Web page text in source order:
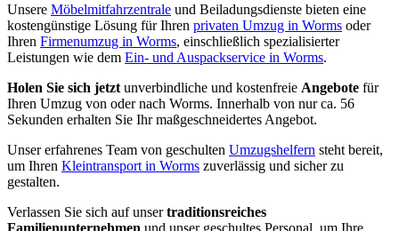
Unsere Möbelmitfahrzentrale und Beiladungsdienste bieten eine
kostengünstige Lösung für Ihren privaten Umzug in Worms oder
Ihren Firmenumzug in Worms, einschließlich spezialisierter
Leistungen wie dem Ein- und Auspackservice in Worms.
Holen Sie sich jetzt unverbindliche und kostenfreie Angebote für
Ihren Umzug von oder nach Worms. Innerhalb von nur ca. 56
Sekunden erhalten Sie Ihr maßgeschneidertes Angebot.
Unser erfahrenes Team von geschulten Umzugshelfern steht bereit,
um Ihren Kleintransport in Worms zuverlässig und sicher zu
gestalten.
Verlassen Sie sich auf unsertraditionsreiches
Familienunternehmen und unser geschultes Personal, um Ihre